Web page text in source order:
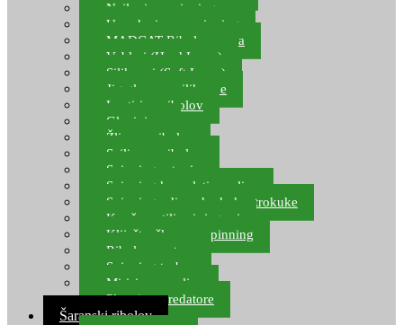
Najloni za spinning
Upredenice za spinning
MADCAT Ribolov soma
Vobleri (Hard Lures)
Silikonci (Soft Lures)
Jig glave za silikonce
Leptiri za ribolov
Glavinjare
Žlice za ribolov
Sajlice za ribolov
Spinning setovi
Spinning kompleti varalica
Spinning udice, dvokuke, trokuke
Kopče, vrtilice i ringovi
Kliješta, škare za spinning
Ribolov pastrve
Spinning torbe
Mirisi za varalice
Plovci za predatore
Šaranski ribolov